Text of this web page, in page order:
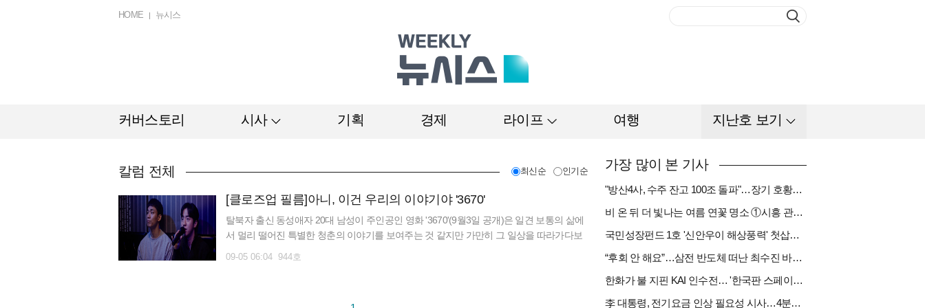
HOME 뉴시스
커버스토리 시사 기획 경제 라이프 여행 지난호 보기
칼럼 전체 최신순 인기순
[클로즈업 필름]아니, 이건 우리의 이야기야 '3670'
탈북자 출신 동성애자 20대 남성이 주인공인 영화 '3670'(9월3일 공개)은 일견 보통의 삶에
서 멀리 떨어진 특별한 청춘의 이야기를 보여주는 것 같지만 가만히 그 일상을 따라가다보
09-05 06:04 944호
가장 많이 본 기사
"방산4사, 수주 잔고 100조 돌파"…장기 호황기 들어섰다[다시 나는 K방산①]
비 온 뒤 더 빛나는 여름 연꽃 명소 ①시흥 관곡지
국민성장펀드 1호 '신안우이 해상풍력' 첫삽…바람소득 시동[하반기 에너지②]
“후회 안 해요”…삼전 반도체 떠난 최수진 바텐더의 ‘피어오름’[피플]
한화가 불 지핀 KAI 인수전… '한국판 스페이스X' 탄생 촉각[다시 나는 K방산③]
李 대통령, 전기요금 인상 필요성 시사…4분기엔 오를까